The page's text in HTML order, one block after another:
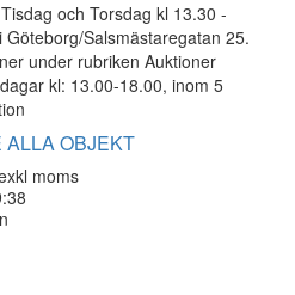
och Torsdag kl 13.30 -
Salsmästaregatan 25.
under rubriken Auktioner
kl: 13.00-18.00, inom 5
ALLA OBJEKT
moms